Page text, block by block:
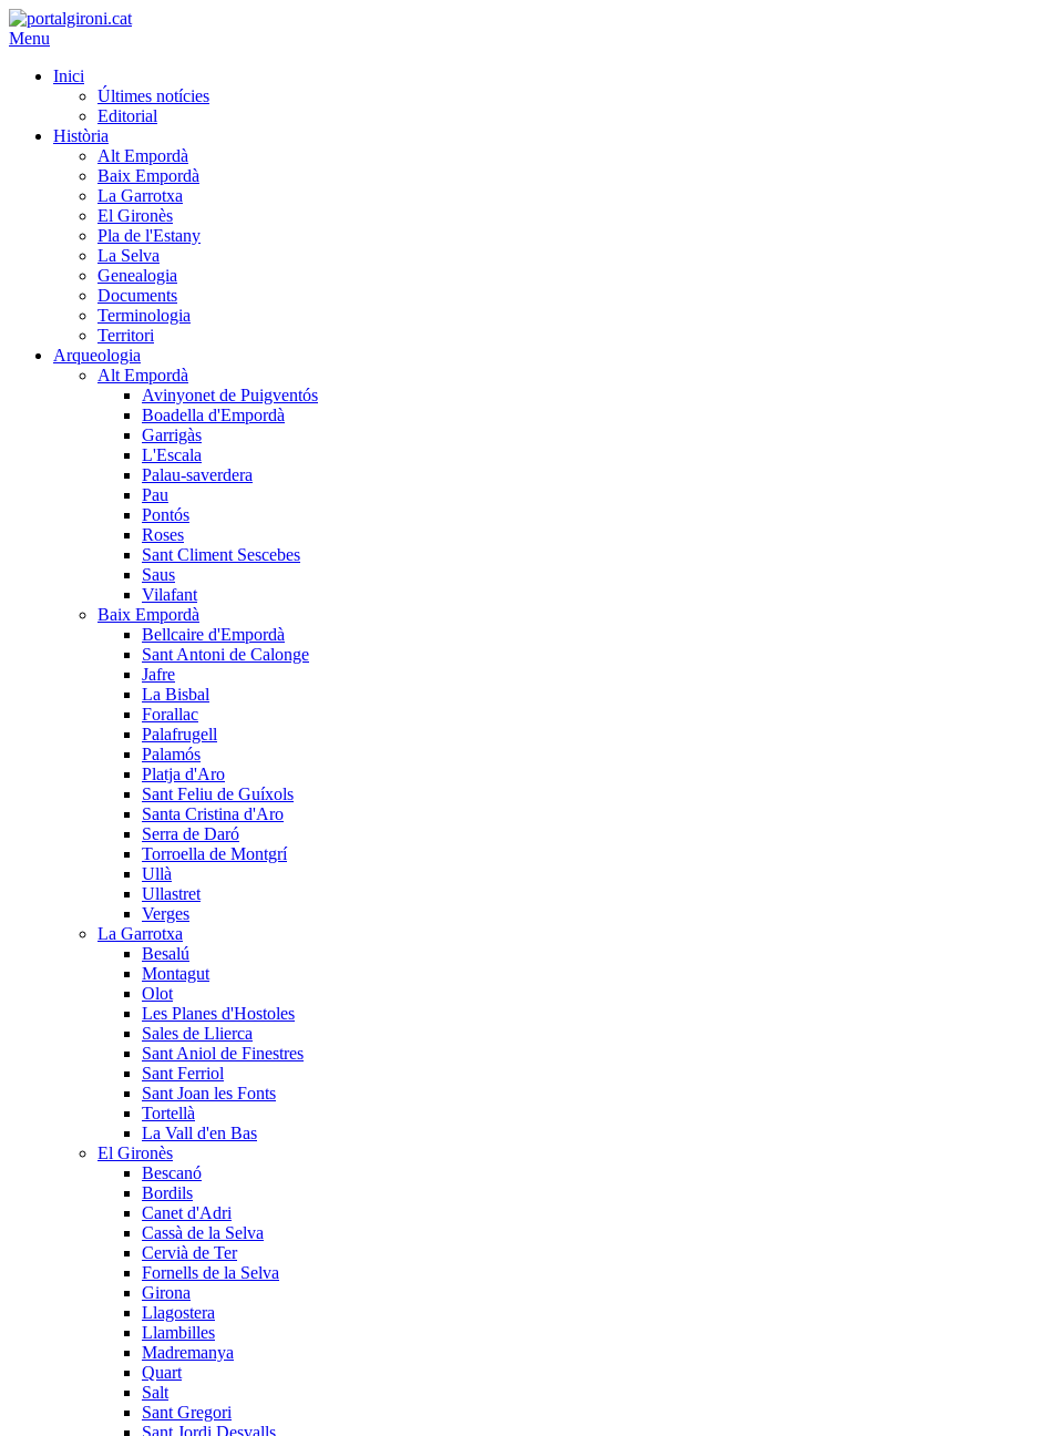
Menu
Inici
Últimes notícies
Editorial
Història
Alt Empordà
Baix Empordà
La Garrotxa
El Gironès
Pla de l'Estany
La Selva
Genealogia
Documents
Terminologia
Territori
Arqueologia
Alt Empordà
Avinyonet de Puigventós
Boadella d'Empordà
Garrigàs
L'Escala
Palau-saverdera
Pau
Pontós
Roses
Sant Climent Sescebes
Saus
Vilafant
Baix Empordà
Bellcaire d'Empordà
Sant Antoni de Calonge
Jafre
La Bisbal
Forallac
Palafrugell
Palamós
Platja d'Aro
Sant Feliu de Guíxols
Santa Cristina d'Aro
Serra de Daró
Torroella de Montgrí
Ullà
Ullastret
Verges
La Garrotxa
Besalú
Montagut
Olot
Les Planes d'Hostoles
Sales de Llierca
Sant Aniol de Finestres
Sant Ferriol
Sant Joan les Fonts
Tortellà
La Vall d'en Bas
El Gironès
Bescanó
Bordils
Canet d'Adri
Cassà de la Selva
Cervià de Ter
Fornells de la Selva
Girona
Llagostera
Llambilles
Madremanya
Quart
Salt
Sant Gregori
Sant Jordi Desvalls